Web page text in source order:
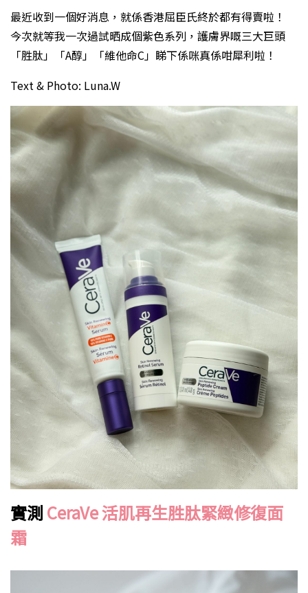
最近收到一個好消息，就係香港屈臣氏終於都有得賣啦！
今次就等我一次過試晒成個紫色系列，護膚界嘅三大巨頭
「胜肽」「A醇」「維他命C」睇下係咪真係咁犀利啦！
Text & Photo: Luna.W
實測 CeraVe 活肌再生胜肽緊緻修復面
霜